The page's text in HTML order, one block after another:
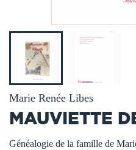
Marie Renée Libes
MAUVIETTE
Généalogie de la famille de